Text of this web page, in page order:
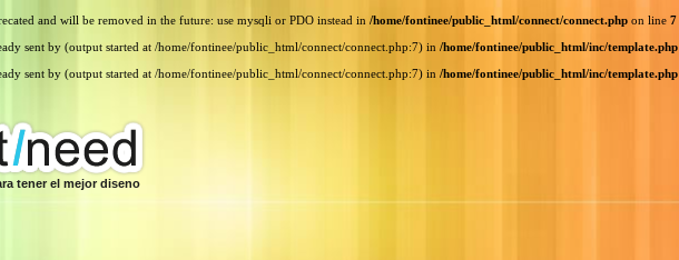
and will be removed in the future: use mysqli or PDO instead in /home/fontinee/public_html/connect/connect.php on line 7
sent by (output started at /home/fontinee/public_html/connect/connect.php:7) in /home/fontinee/public_html/inc/template.php
sent by (output started at /home/fontinee/public_html/connect/connect.php:7) in /home/fontinee/public_html/inc/template.php
tener el mejor diseno